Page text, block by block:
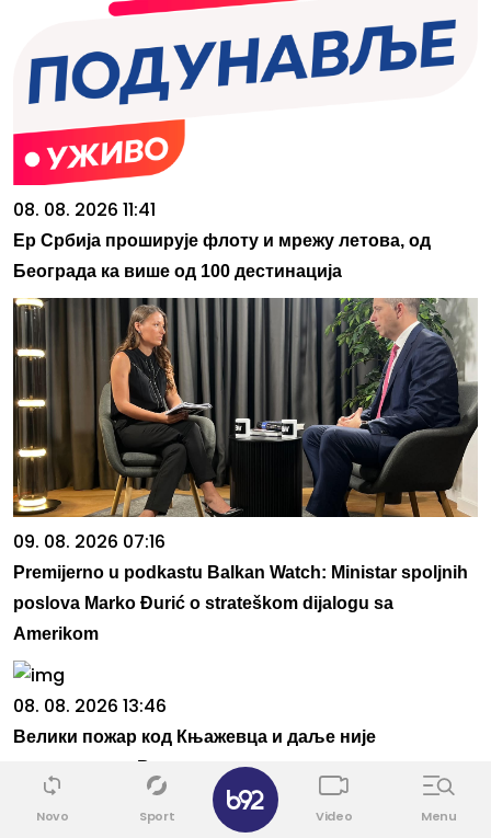
08. 08. 2026 11:41
Ер Србија проширује флоту и мрежу летова, од
Београда ка више од 100 дестинација
09. 08. 2026 07:16
Premijerno u podkastu Balkan Watch: Ministar spoljnih
poslova Marko Đurić o strateškom dijalogu sa
Amerikom
08. 08. 2026 13:46
Велики пожар код Књажевца и даље није
локализован: Ватрогасци непрекидно на терену
Povezane vesti
Novo Sport Video Menu
✕